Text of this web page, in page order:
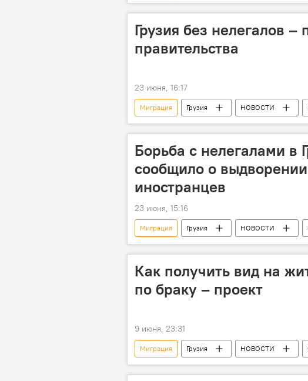
миграционная политика
Трудовые
Грузия без нелегалов
правительства
23 июня, 16:17
Миграция Грузия НОВОСТИ
миграционная политика
Миграционные
Борьба с нелегалами в
сообщило о
иностранцев
23 июня, 15:16
Миграция Грузия НОВОСТИ
Турция
мигранты
Как получить вид на
по браку – проект
9 июня, 23:31
Миграция Грузия НОВОСТИ
миграционная политика